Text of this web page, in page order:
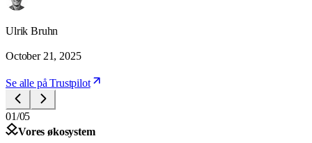
Ulrik Bruhn
October 21, 2025
Se alle på Trustpilot
01/05
Vores økosystem